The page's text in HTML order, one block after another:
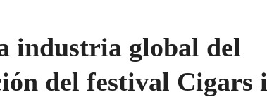
industria global del
del festival Cigars